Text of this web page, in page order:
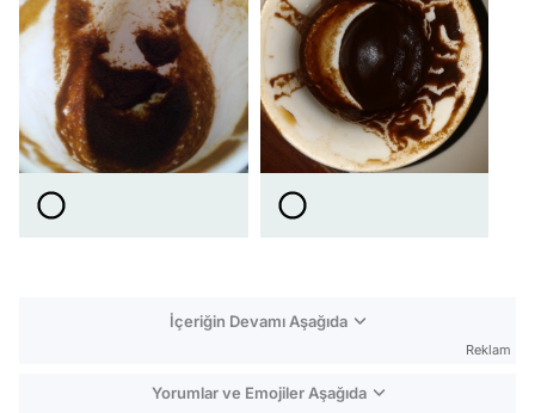
İçeriğin Devamı Aşağıda
Reklam
Yorumlar ve Emojiler Aşağıda